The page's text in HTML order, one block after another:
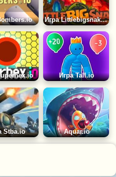
Игра Littlebigsnake.io | Маленькая Большая Змейка ИО
Игра Tall.io
Stba.io Aquar.io